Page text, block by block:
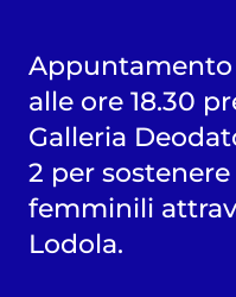
Appuntamento
alle ore 18.30
Galleria
2 per
femminili
Lodola.